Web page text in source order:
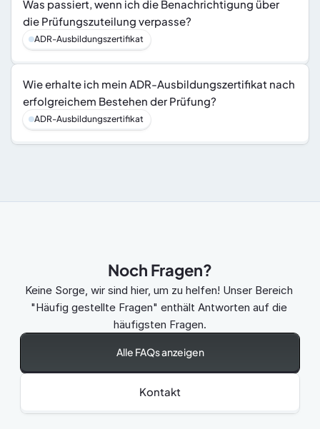
Was passiert, wenn ich die Benachrichtigung über
die Prüfungszuteilung verpasse?
ADR-Ausbildungszertifikat
Wie erhalte ich mein ADR-Ausbildungszertifikat nach
erfolgreichem Bestehen der Prüfung?
ADR-Ausbildungszertifikat
Noch Fragen?
Keine Sorge, wir sind hier, um zu helfen! Unser Bereich
"Häufig gestellte Fragen" enthält Antworten auf die
häufigsten Fragen.
Alle FAQs anzeigen
Kontakt